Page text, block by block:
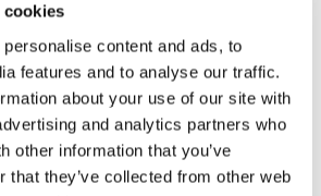
cookies
content and ads, to
features and to analyse our traffic.
about your use of our site with
and analytics partners who
other information that you’ve
that they’ve collected from other web
Scatec
підходила до запитів
Будинок культури,
спорядження та
з цукровим діабетом у